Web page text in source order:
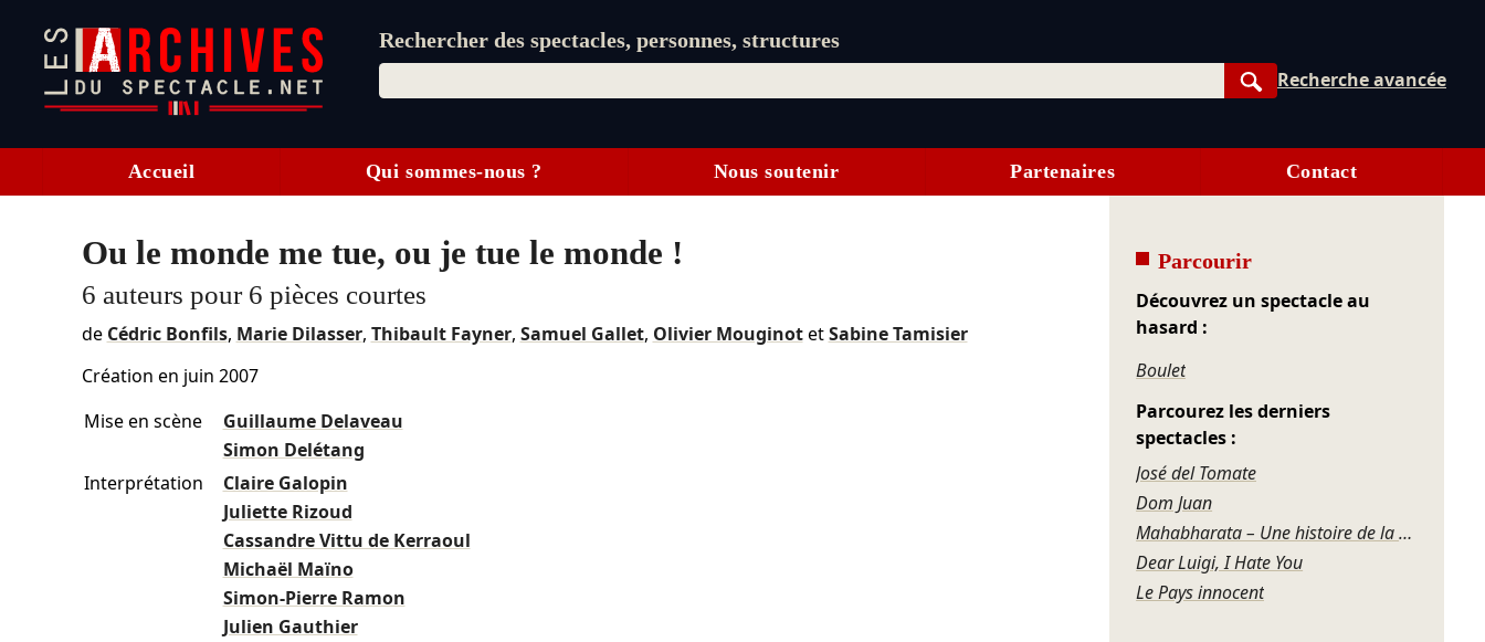
Rechercher des spectacles, personnes, structures
Rechercher
Recherche avancée
Accueil Qui sommes-nous ? Nous soutenir Partenaires Contact
Ou le monde me tue, ou je tue le monde !
6 auteurs pour 6 pièces courtes
de Cédric Bonfils, Marie Dilasser, Thibault Fayner, Samuel Gallet, Olivier MouginotetSabine Tamisier
Création en juin 2007
Mise en scène
Guillaume Delaveau
Simon Delétang
Interprétation
Claire Galopin
Juliette Rizoud
Cassandre Vittu de Kerraoul
Michaël Maïno
Simon-Pierre Ramon
Julien Gauthier
Parcourir
Découvrez un spectacle au
hasard :
Boulet
Parcourez les derniers
spectacles :
José del Tomate
Dom Juan
Mahabharata – Une histoire de la violence
Dear Luigi, I Hate You
Le Pays innocent